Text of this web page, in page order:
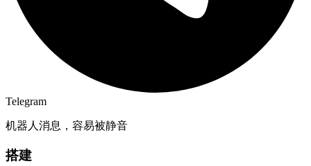
Telegram
机器人消息，容易被静音
搭建